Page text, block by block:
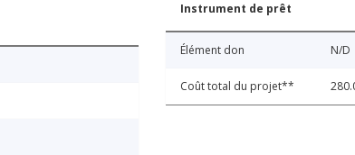
Instrument de prêt
Élément don N/D
Coût total du projet**